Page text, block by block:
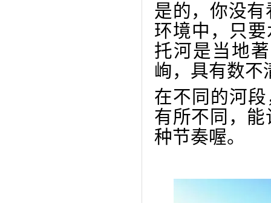
是的，你没
环境中，只
托河是当地
峋，具有数不
在不同的河
有所不同，
种节奏喔。